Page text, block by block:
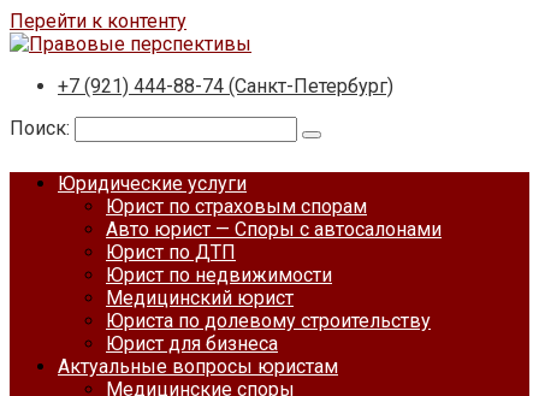
Перейти к контенту
+7 (921) 444-88-74 (Санкт-Петербург)
Поиск:
Юридические услуги
Юрист по страховым спорам
Авто юрист — Споры с автосалонами
Юрист по ДТП
Юрист по недвижимости
Медицинский юрист
Юриста по долевому строительству
Юрист для бизнеса
Актуальные вопросы юристам
Медицинские споры